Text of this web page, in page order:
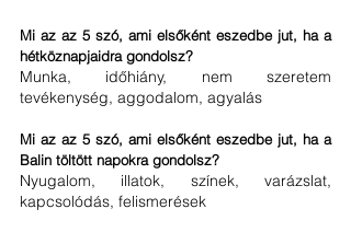
Mi az az 5 szó, ami elsőként eszedbe jut, ha a
hétköznapjaidra gondolsz?
Munka, időhiány, nem szeretem
tevékenység, aggodalom, agyalás
Mi az az 5 szó, ami elsőként eszedbe jut, ha a
Balin töltött napokra gondolsz?
Nyugalom, illatok, színek, varázslat,
kapcsolódás, felismerések